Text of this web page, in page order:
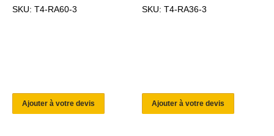
SKU: T4-RA60-3
Ajouter à votre devis
SKU: T4-RA36-3
Ajouter à votre devis